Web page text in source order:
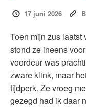
17 juni 2026
Toen mijn zus laatst
stond ze ineens
voordeur was
zware klink, maar
tijdperk. Ze vroeg
gezegd had ik daar